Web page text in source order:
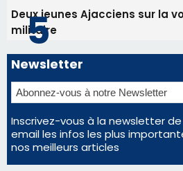
Deux jeunes Ajacciens sur la
militaire
Newsletter
Inscrivez-vous à la newsletter
email les infos les plus
nos meilleurs articles